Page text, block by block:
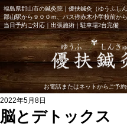
福島県郡山市の鍼灸院｜優扶鍼灸（ゆうふし
郡山駅から９００ｍ、バス停赤木小学校前か
当日予約ご対応｜出張施術｜駐車場2台完備
お電話またはネットからご予約
脳とデトックス
2022年5月8日